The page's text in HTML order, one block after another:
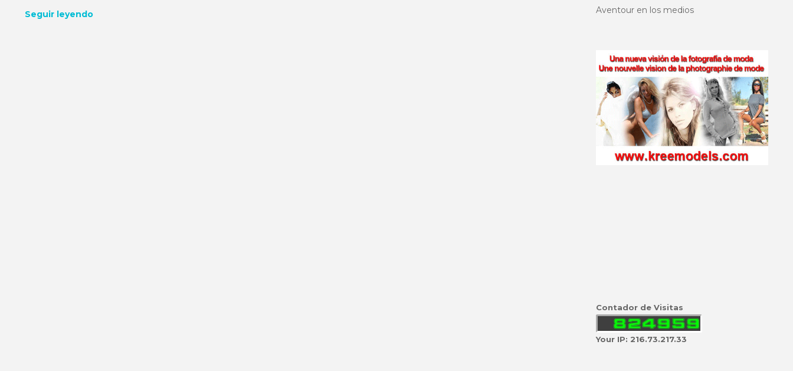
Seguir leyendo
Aventour en los medios
Contador de Visitas
Your IP: 216.73.217.33